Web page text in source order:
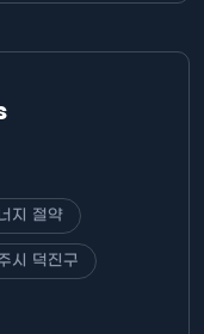
지 절약
시 덕진구